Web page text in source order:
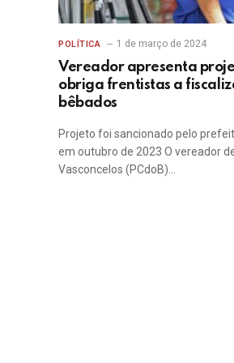
POLÍTICA 1 de março de 2024
Vereador apresenta
obriga frentistas a
bêbados
Projeto foi sancionado pelo
em outubro de 2023 O vereador
Vasconcelos (PCdoB)…